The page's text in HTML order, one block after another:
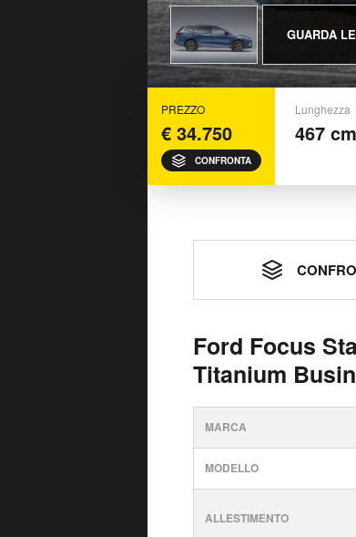
GUARDA
PREZZO
€ 34.750
CONFRONTA
Lunghezza
467 cm
Ford Focus
Titanium
MARCA
MODELLO
ALLESTIMENTO